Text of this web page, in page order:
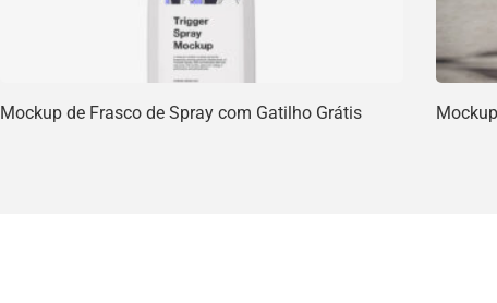
Mockup de Frasco de Spray com Gatilho Grátis